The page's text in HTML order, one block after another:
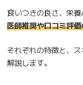
食いつきの良さ、栄養
医師推奨や口コミ評
それぞれの特徴と、
解説します。